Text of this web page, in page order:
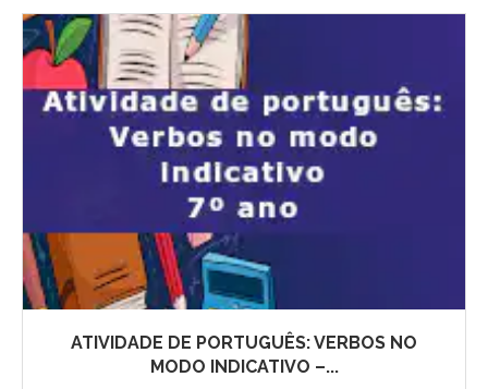
ATIVIDADE DE PORTUGUÊS: VERBOS NO
MODO INDICATIVO –...